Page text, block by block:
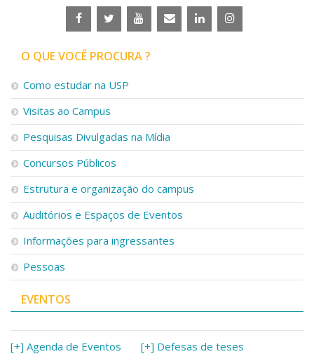
O QUE VOCÊ PROCURA ?
Como estudar na USP
Visitas ao Campus
Pesquisas Divulgadas na Mídia
Concursos Públicos
Estrutura e organização do campus
Auditórios e Espaços de Eventos
Informações para ingressantes
Pessoas
EVENTOS
[+] Agenda de Eventos [+] Defesas de teses